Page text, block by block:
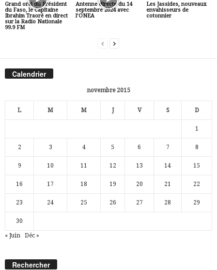
Grand oral du Président
du Faso, le Capitaine
Ibrahim Traoré en direct
sur la Radio Nationale
99.9 FM
Antenne directe du 14
septembre 2024 avec
l’ONEA
Les Jassides, nouveaux
envahisseurs de
cotonnier
Calendrier
novembre 2015
L M M J V S D
1
2 3 4 5 6 7 8
9 10 11 12 13 14 15
16 17 18 19 20 21 22
23 24 25 26 27 28 29
30
« Juin Déc »
Rechercher